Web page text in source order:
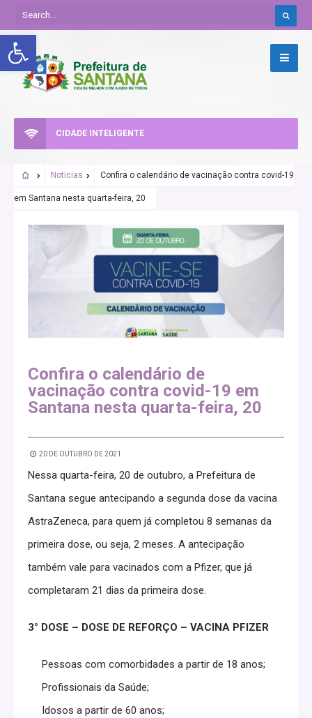
Abrir a barra de ferramentas
CIDADE INTELIGENTE
Noticias Confira o calendário de vacinação contra covid-19
em Santana nesta quarta-feira, 20
Confira o calendário de
vacinação contra covid-19 em
Santana nesta quarta-feira, 20
20 DE OUTUBRO DE 2021
Nessa quarta-feira, 20 de outubro, a Prefeitura de
Santana segue antecipando a segunda dose da vacina
AstraZeneca, para quem já completou 8 semanas da
primeira dose, ou seja, 2 meses. A antecipação
também vale para vacinados com a Pfizer, que já
completaram 21 dias da primeira dose.
3° DOSE – DOSE DE REFORÇO – VACINA PFIZER
Pessoas com comorbidades a partir de 18 anos;
Profissionais da Saúde;
Idosos a partir de 60 anos;